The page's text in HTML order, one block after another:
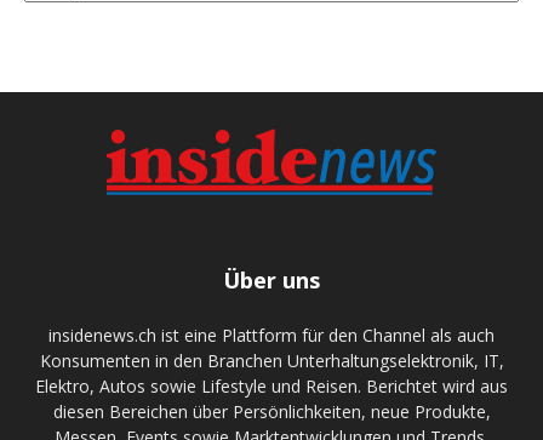
Über uns
insidenews.ch ist eine Plattform für den Channel als auch
Konsumenten in den Branchen Unterhaltungselektronik, IT,
Elektro, Autos sowie Lifestyle und Reisen. Berichtet wird aus
diesen Bereichen über Persönlichkeiten, neue Produkte,